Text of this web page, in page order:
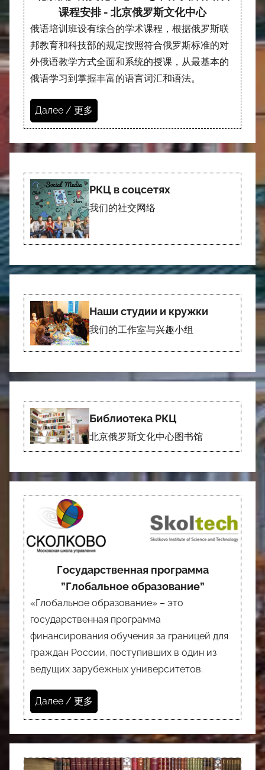
课程安排 - 北京俄罗斯文化中心
俄语培训班设有综合的学术课程，根据俄罗斯联
邦教育和科技部的规定按照符合俄罗斯标准的对
外俄语教学方式全面和系统的授课，从最基本的
俄语学习到掌握丰富的语言词汇和语法。
Далее / 更多
РКЦ в соцсетях
我们的社交网络
Наши студии и кружки
我们的工作室与兴趣小组
Библиотека РКЦ
北京俄罗斯文化中心图书馆
Государственная программа
”Глобальное образование”
«Глобальное образование» – это
государственная программа
финансирования обучения за границей для
граждан России, поступивших в один из
ведущих зарубежных университетов.
Далее / 更多